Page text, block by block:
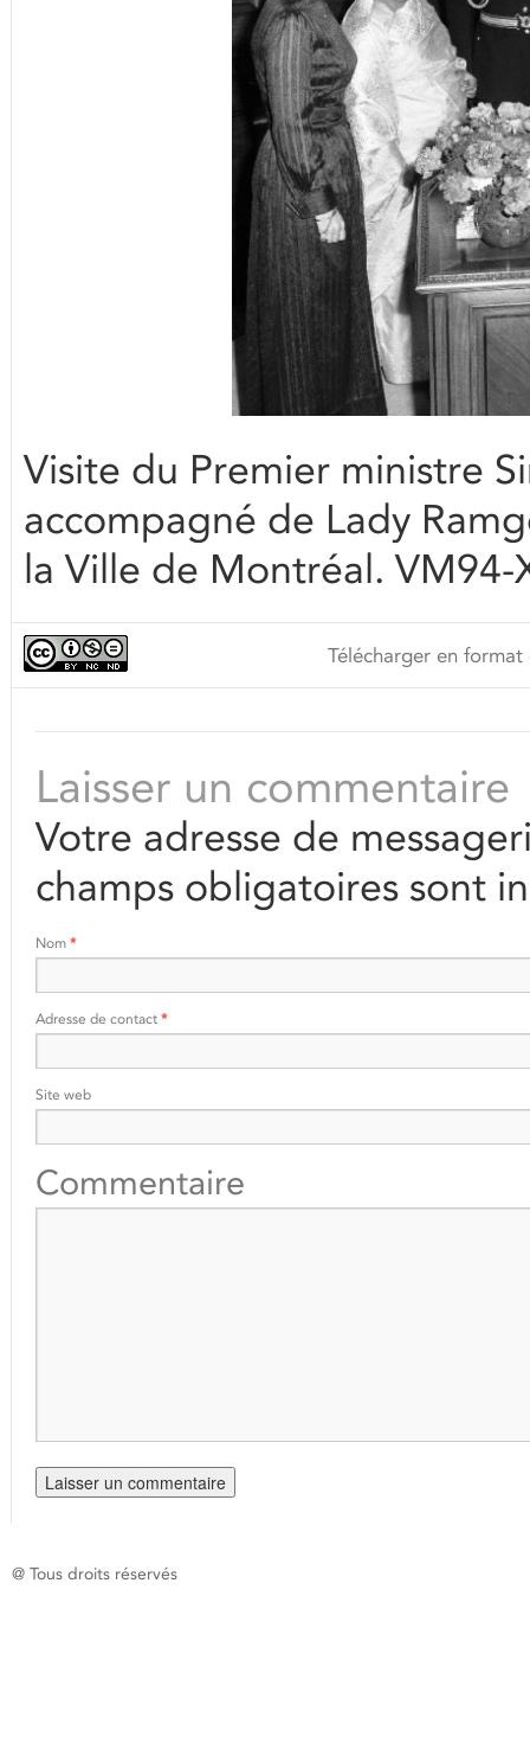
Visite du Premier ministre
accompagné de Lady
la Ville de Montréal. VM94-
Télécharger en
Laisser un commentaire
Votre adresse de
champs obligatoires sont
Nom *
Adresse de contact *
Site web
Commentaire
@ Tous droits réservés